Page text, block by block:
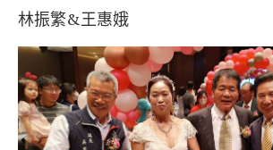
林振繁&王惠娥